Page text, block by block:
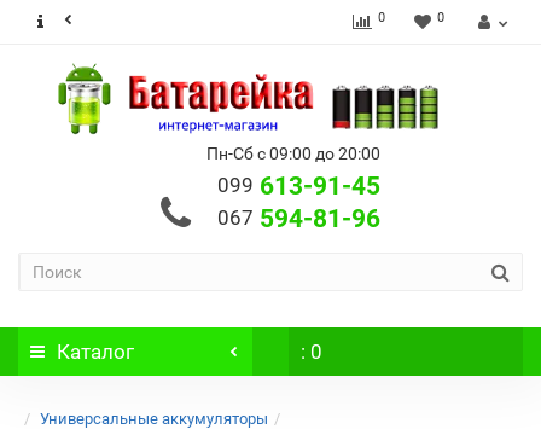
0 0
Пн-Сб с 09:00 до 20:00
099 613-91-45
067 594-81-96
Каталог : 0
Универсальные аккумуляторы